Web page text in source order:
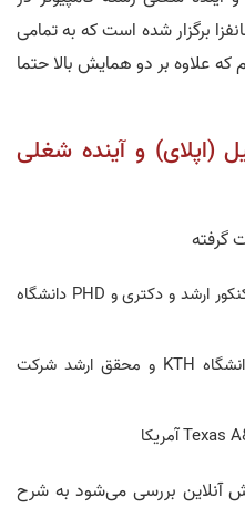
جانفزا برگزار شده است که به تمامی
که علاوه بر دو همایش بالا حتما
(اپلای) و آینده شغلی
گرفته
رامين رضوی : مدرس با سابقه کنکور ارشد و دکتری و PHD دانشگاه
حمید رضا فراگردی : مدرس دانشگاه KTH و محقق ارشد شرکت
آنلاین بررسی می‌شود به شرح